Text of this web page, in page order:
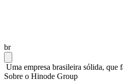
br
Uma empresa brasileira sólida, que
Sobre o Hinode Group